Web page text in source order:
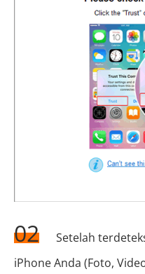
02
Setelah
iPhone Anda (Foto,